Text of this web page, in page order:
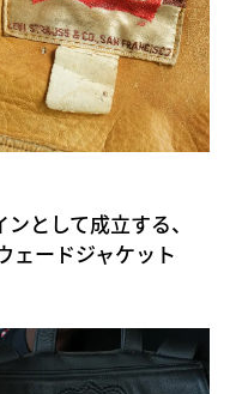
として成立する、
ェードジャケット